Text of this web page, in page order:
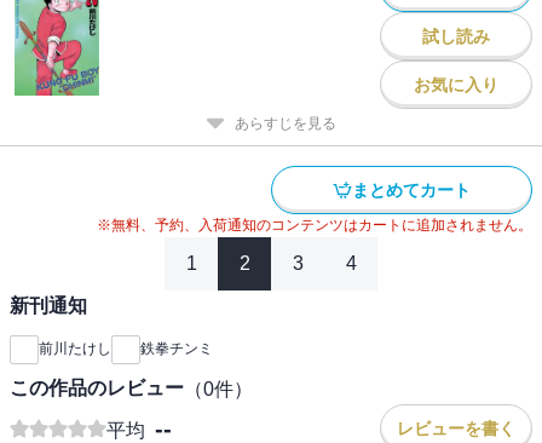
試し読み
お気に入り
あらすじを見る
まとめてカート
※無料、予約、入荷通知のコンテンツはカートに追加されません。
1 2 3 4
新刊通知
前川たけし 鉄拳チンミ
この作品のレビュー （0件）
平均 -- レビューを書く